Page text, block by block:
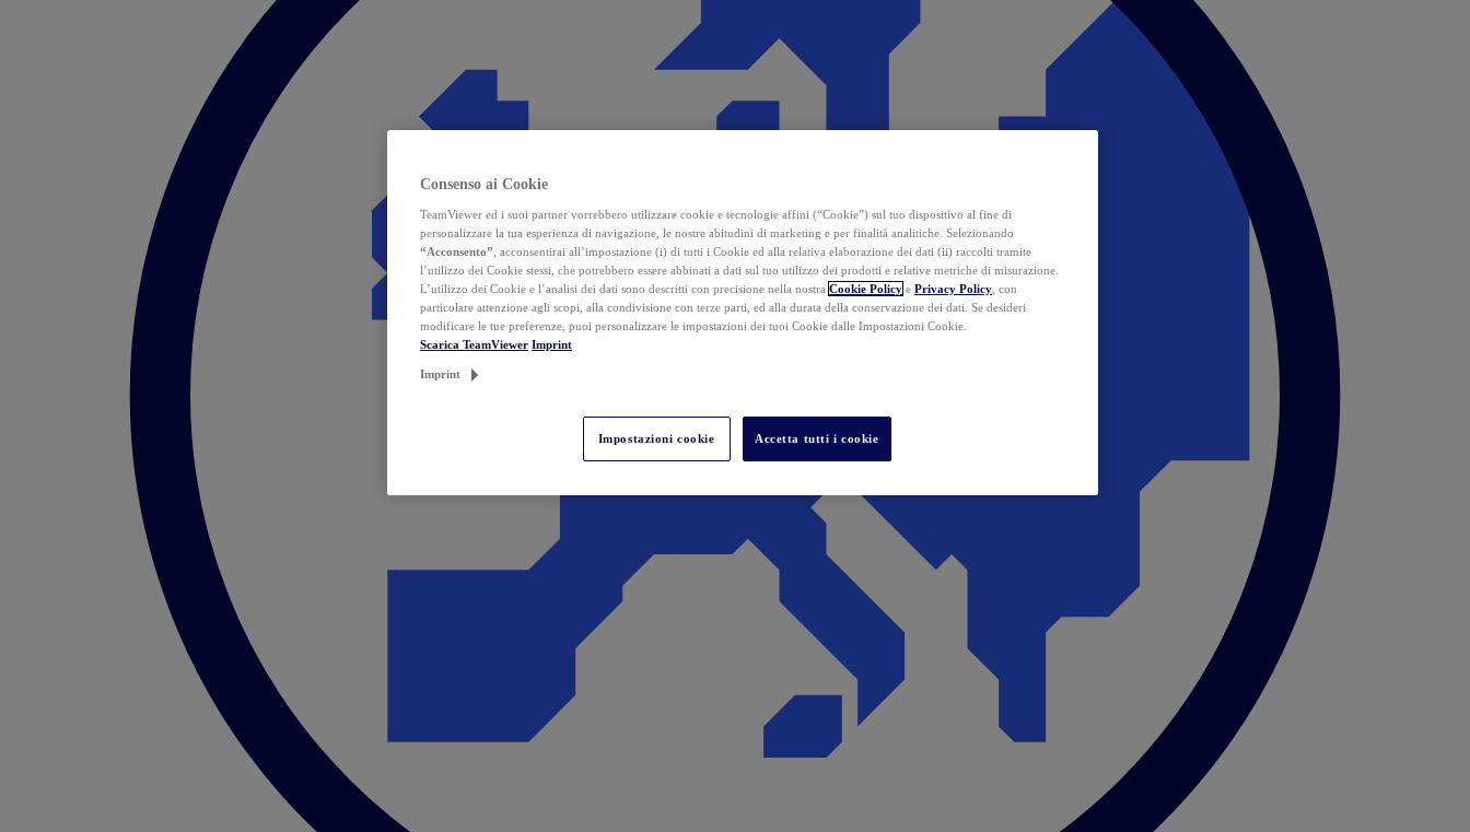
Consenso ai Cookie
TeamViewer ed i suoi partner vorrebbero utilizzare cookie e tecnologie affini (“Cookie”) sul tuo dispositivo al fine di
personalizzare la tua esperienza di navigazione, le nostre abitudini di marketing e per finalità analitiche. Selezionando
“Acconsento” , acconsentirai all’impostazione (i) di tutti i Cookie ed alla relativa elaborazione dei dati (ii) raccolti tramite
l’utilizzo dei Cookie stessi, che potrebbero essere abbinati a dati sul tuo utilizzo dei prodotti e relative metriche di misurazione.
L’utilizzo dei Cookie e l’analisi dei dati sono descritti con precisione nella nostra Cookie Policy e Privacy Policy , con
particolare attenzione agli scopi, alla condivisione con terze parti, ed alla durata della conservazione dei dati. Se desideri
modificare le tue preferenze, puoi personalizzare le impostazioni dei tuoi Cookie dalle Impostazioni Cookie.
Scarica TeamViewer Imprint
Imprint
Impostazioni cookie Accetta tutti i cookie